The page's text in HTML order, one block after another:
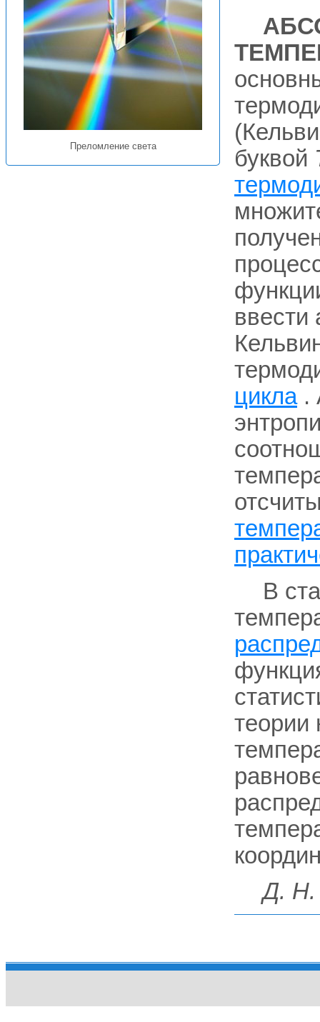
Преломление света
буквой
цикла.
В
теории
Д. Н.